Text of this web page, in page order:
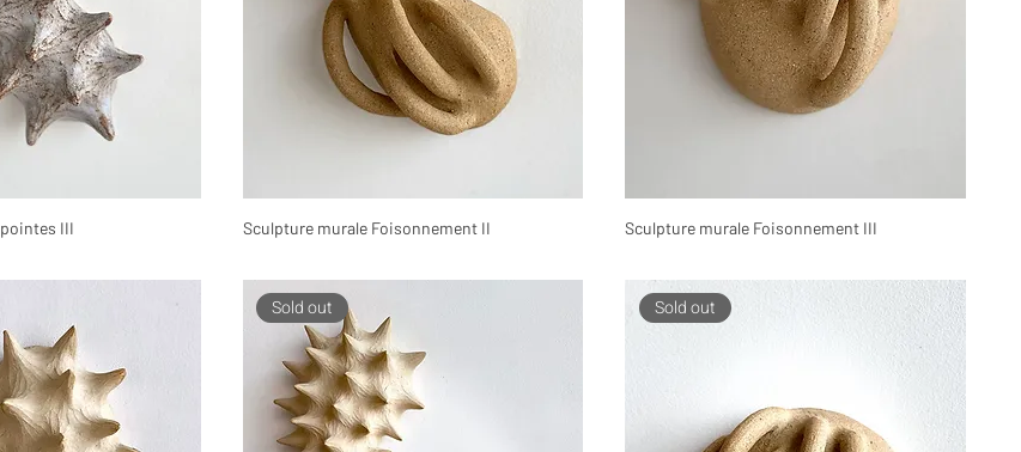
III Sculpture murale Foisonnement II Sculpture murale Foisonnement III
Sold out Sold out